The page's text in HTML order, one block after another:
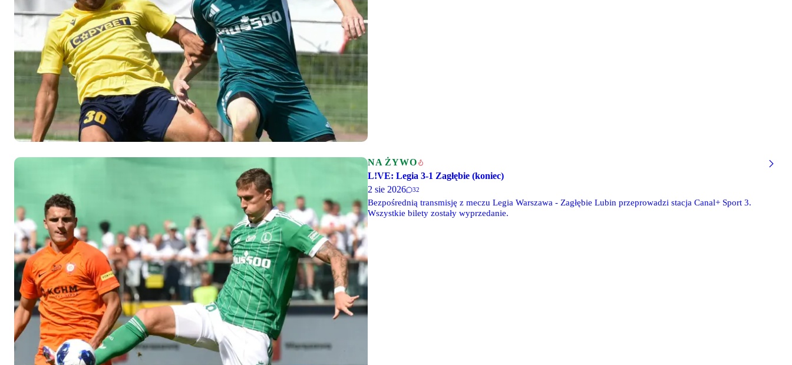
NA ŻYWO
L!VE: Legia 3-1 Zagłębie (koniec)
2 sie 2026
32
Bezpośrednią transmisję z meczu Legia Warszawa - Zagłębie Lubin przeprowadzi stacja Canal+ Sport 3.
Wszystkie bilety zostały wyprzedanie.